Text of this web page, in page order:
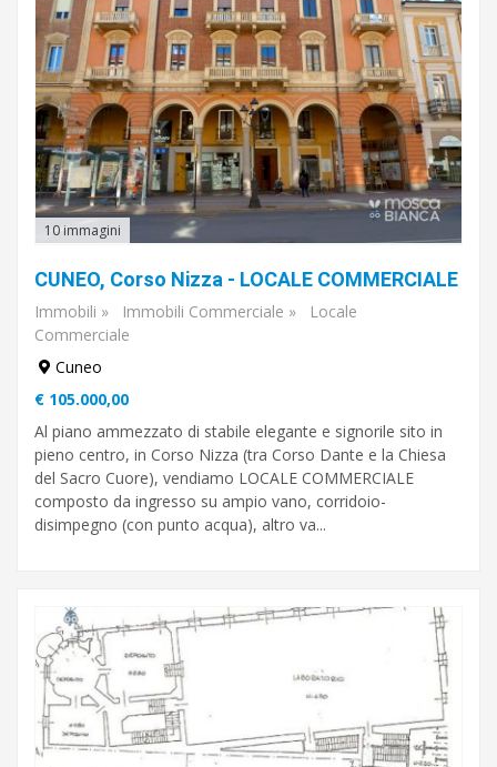
10 immagini
CUNEO, Corso Nizza - LOCALE COMMERCIALE
Immobili » Immobili Commerciale »
Locale
Commerciale
Cuneo
€ 105.000,00
Al piano ammezzato di stabile elegante e signorile sito in
pieno centro, in Corso Nizza (tra Corso Dante e la Chiesa
del Sacro Cuore), vendiamo LOCALE COMMERCIALE
composto da ingresso su ampio vano, corridoio-
disimpegno (con punto acqua), altro va...